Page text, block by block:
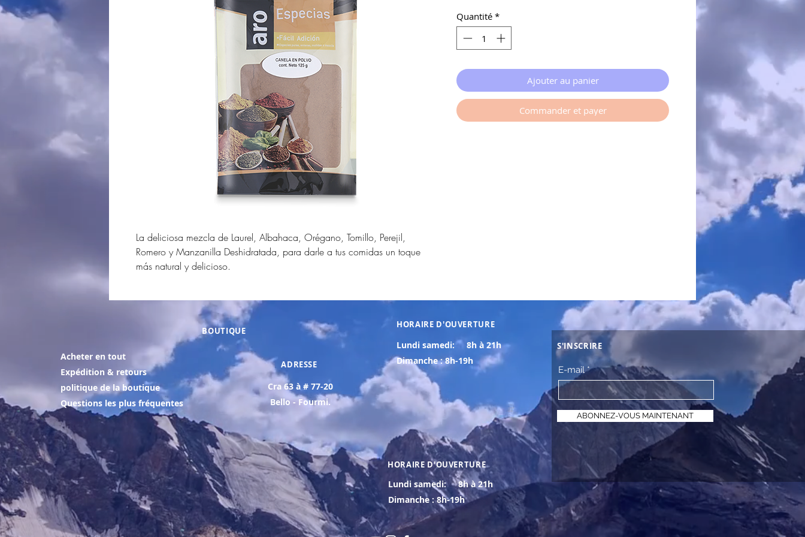
La deliciosa mezcla de Laurel, Albahaca, Orégano, Tomillo, Perejil,
Romero y Manzanilla Deshidratada, para darle a tus comidas un toque
más natural y delicioso.
Quantité *
Ajouter au panier
Commander et payer
BOUTIQUE
Acheter en tout
Expédition & retours
politique de la boutique
Questions les plus fréquentes
ADRESSE
Cra 63 à # 77-20
Bello - Fourmi.
HORAIRE D'OUVERTURE
Lundi samedi:
8h à 21h
Dimanche : 8h-19h
HORAIRE D'OUVERTURE
Lundi samedi:
8h à 21h
Dimanche : 8h-19h
S'INSCRIRE
E-mail
ABONNEZ-VOUS MAINTENANT